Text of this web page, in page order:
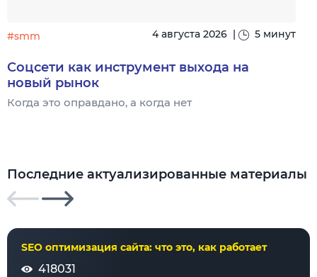
#smm 4 августа 2026 | 5 минут
Соцсети как инструмент выхода на
новый рынок
Когда это оправдано, а когда нет
Последние актуализированные материалы
SEO оптимизация сайта: что это, как работает
418031